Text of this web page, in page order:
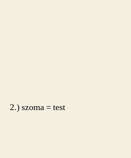
2.) szoma = test